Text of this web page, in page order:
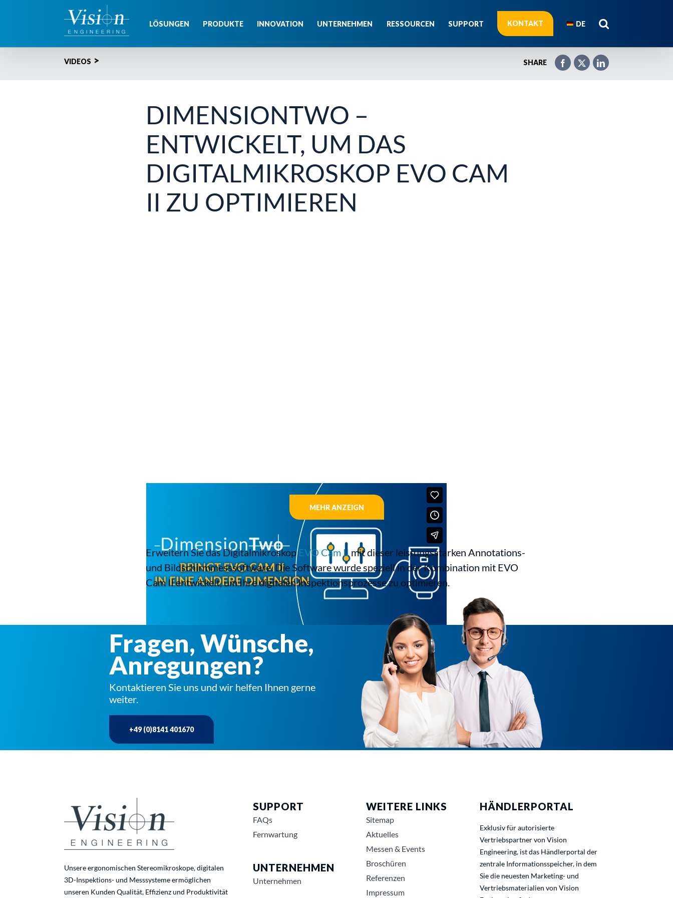
LÖSUNGEN PRODUKTE INNOVATION UNTERNEHMEN RESSOURCEN SUPPORT KONTAKT DE
VIDEOS SHARE
DIMENSIONTWO –
ENTWICKELT, UM DAS
DIGITALMIKROSKOP EVO CAM
II ZU OPTIMIEREN
MEHR ANZEIGN
Erweitern Sie das DigitalmikroskopEVO Cam IImit dieser leistungsstarken Annotations-
und Bildschirmmesssoftware. Die Software wurde speziell in der Kombination mit EVO
Cam II entwickelt, um Ihre digitalen Inspektionsprozesse zu optimieren.
Fragen, Wünsche,
Anregungen?
Kontaktieren Sie uns und wir helfen Ihnen gerne
weiter.
+49 (0)8141 401670
Unsere ergonomischen Stereomikroskope, digitalen
3D-Inspektions- und Messsysteme ermöglichen
unseren Kunden Qualität, Effizienz und Produktivität
SUPPORT
FAQs
Fernwartung
UNTERNEHMEN
Unternehmen
WEITERE LINKS
Sitemap
Aktuelles
Messen & Events
Broschüren
Referenzen
Impressum
HÄNDLERPORTAL
Exklusiv für autorisierte
Vertriebspartner von Vision
Engineering, ist das Händlerportal der
zentrale Informationsspeicher, in dem
Sie die neuesten Marketing- und
Vertriebsmaterialien von Vision